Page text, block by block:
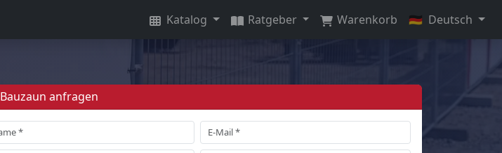
Katalog Ratgeber Warenkorb 🇩🇪 Deutsch
Bauzaun anfragen